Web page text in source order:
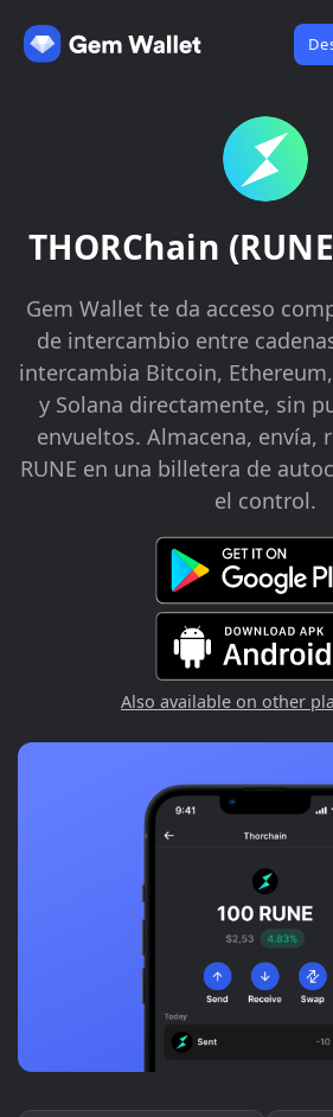
THORChain
Gem Wallet te da acceso
de intercambio entre
intercambia Bitcoin, Ethereum,
y Solana directamente, sin
envueltos. Almacena, envía,
RUNE en una billetera de
el control.
Also available on other